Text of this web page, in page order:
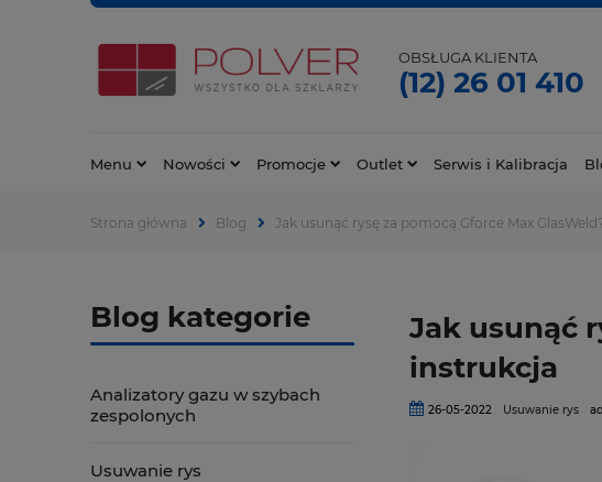
OBSŁUGA KLIENTA
(12) 26 01 410
Menu Nowości Promocje Outlet Serwis i Kalibracja
Strona główna Blog Jak usunąć rysę za pomocą Gforce Max
Blog kategorie
Analizatory gazu w szybach
zespolonych
Usuwanie rys
Jak usunąć
instrukcja
26-05-2022 Usuwanie rys